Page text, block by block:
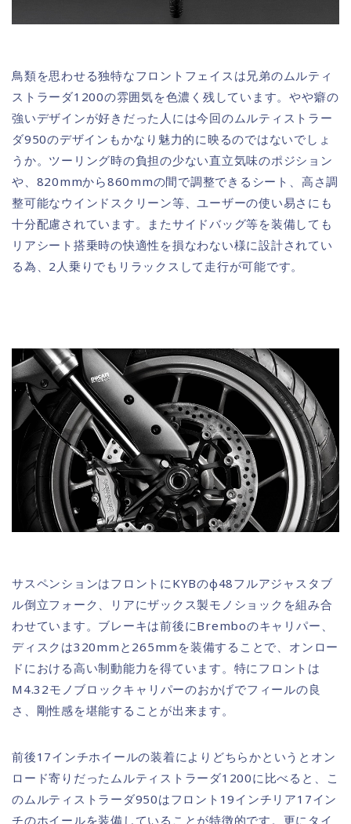
鳥類を思わせる独特なフロントフェイスは兄弟のムルティ
ストラーダ1200の雰囲気を色濃く残しています。やや癖の
強いデザインが好きだった人には今回のムルティストラー
ダ950のデザインもかなり魅力的に映るのではないでしょ
うか。ツーリング時の負担の少ない直立気味のポジション
や、820mmから860mmの間で調整できるシート、高さ調
整可能なウインドスクリーン等、ユーザーの使い易さにも
十分配慮されています。またサイドバッグ等を装備しても
リアシート搭乗時の快適性を損なわない様に設計されてい
る為、2人乗りでもリラックスして走行が可能です。
サスペンションはフロントにKYBのφ48フルアジャスタブ
ル倒立フォーク、リアにザックス製モノショックを組み合
わせています。ブレーキは前後にBremboのキャリパー、
ディスクは320mmと265mmを装備することで、オンロー
ドにおける高い制動能力を得ています。特にフロントは
M4.32モノブロックキャリパーのおかげでフィールの良
さ、剛性感を堪能することが出来ます。
前後17インチホイールの装着によりどちらかというとオン
ロード寄りだったムルティストラーダ1200に比べると、こ
のムルティストラーダ950はフロント19インチリア17イン
チのホイールを装備していることが特徴的です。更にタイ